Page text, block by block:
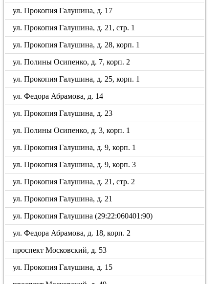
ул. Прокопия Галушина, д. 17
ул. Прокопия Галушина, д. 21, стр. 1
ул. Прокопия Галушина, д. 28, корп. 1
ул. Полины Осипенко, д. 7, корп. 2
ул. Прокопия Галушина, д. 25, корп. 1
ул. Федора Абрамова, д. 14
ул. Прокопия Галушина, д. 23
ул. Полины Осипенко, д. 3, корп. 1
ул. Прокопия Галушина, д. 9, корп. 1
ул. Прокопия Галушина, д. 9, корп. 3
ул. Прокопия Галушина, д. 21, стр. 2
ул. Прокопия Галушина, д. 21
ул. Прокопия Галушина (29:22:060401:90)
ул. Федора Абрамова, д. 18, корп. 2
проспект Московский, д. 53
ул. Прокопия Галушина, д. 15